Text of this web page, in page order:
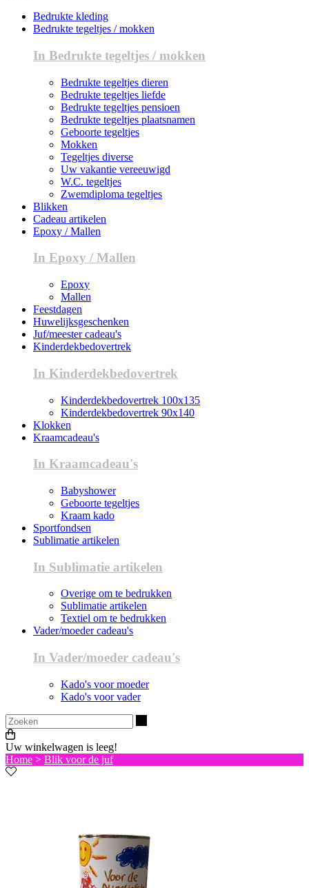
Bedrukte kleding
Bedrukte tegeltjes / mokken
In Bedrukte tegeltjes / mokken
Bedrukte tegeltjes dieren
Bedrukte tegeltjes liefde
Bedrukte tegeltjes pensioen
Bedrukte tegeltjes plaatsnamen
Geboorte tegeltjes
Mokken
Tegeltjes diverse
Uw vakantie vereeuwigd
W.C. tegeltjes
Zwemdiploma tegeltjes
Blikken
Cadeau artikelen
Epoxy / Mallen
In Epoxy / Mallen
Epoxy
Mallen
Feestdagen
Huwelijksgeschenken
Juf/meester cadeau's
Kinderdekbedovertrek
In Kinderdekbedovertrek
Kinderdekbedovertrek 100x135
Kinderdekbedovertrek 90x140
Klokken
Kraamcadeau's
In Kraamcadeau's
Babyshower
Geboorte tegeltjes
Kraam kado
Sportfondsen
Sublimatie artikelen
In Sublimatie artikelen
Overige om te bedrukken
Sublimatie artikelen
Textiel om te bedrukken
Vader/moeder cadeau's
In Vader/moeder cadeau's
Kado's voor moeder
Kado's voor vader
Uw winkelwagen is leeg!
Home > Blik voor de juf